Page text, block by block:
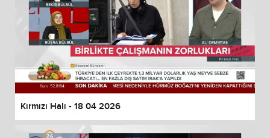
Kırmızı Halı - 18 04 2026